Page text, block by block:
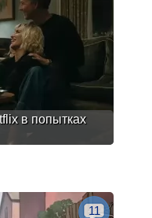
в попытках
11